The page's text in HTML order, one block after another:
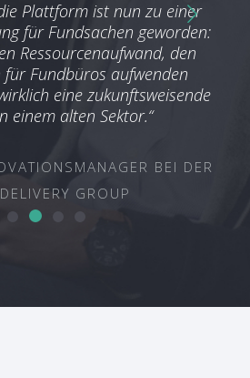
Plattform ist nun zu einer
für Fundsachen geworden:
Ressourcenaufwand, den
Fundbüros aufwenden
eine zukunftsweisende
einem alten Sektor.“
BEI DER
GROUP